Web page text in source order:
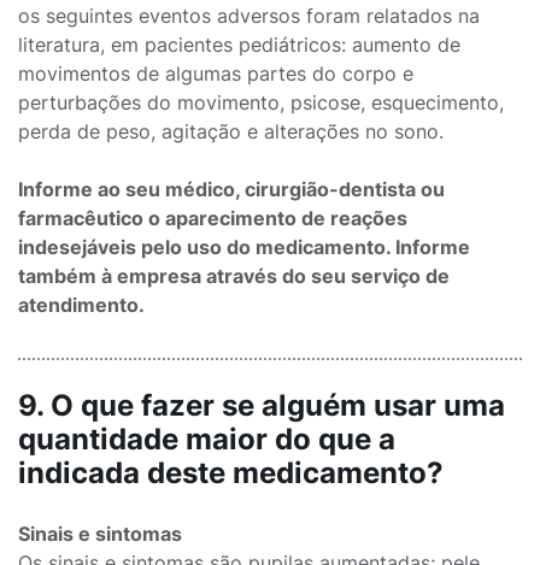
os seguintes eventos adversos foram relatados na
literatura, em pacientes pediátricos: aumento de
movimentos de algumas partes do corpo e
perturbações do movimento, psicose, esquecimento,
perda de peso, agitação e alterações no sono.
Informe ao seu médico, cirurgião-dentista ou
farmacêutico o aparecimento de reações
indesejáveis pelo uso do medicamento. Informe
também à empresa através do seu serviço de
atendimento.
9. O que fazer se alguém usar uma
quantidade maior do que a
indicada deste medicamento?
Sinais e sintomas